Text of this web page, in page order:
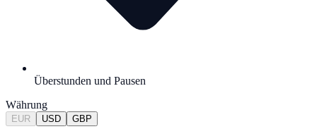
Überstunden und Pausen
Währung
EUR USD GBP